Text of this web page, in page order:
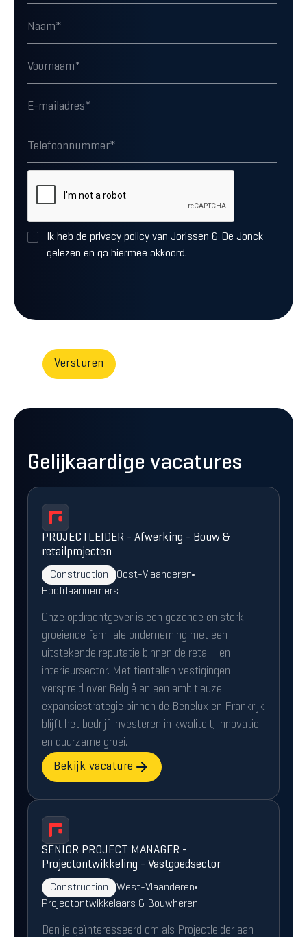
Ik heb de privacy policy van Jorissen & De Jonck
gelezen en ga hiermee akkoord.
Gelijkaardige vacatures
PROJECTLEIDER - Afwerking - Bouw &
retailprojecten
Construction
Oost-Vlaanderen
Hoofdaannemers
Onze opdrachtgever is een gezonde en sterk
groeiende familiale onderneming met een
uitstekende reputatie binnen de retail- en
interieursector. Met tientallen vestigingen
verspreid over België en een ambitieuze
expansiestrategie binnen de Benelux en Frankrijk
blijft het bedrijf investeren in kwaliteit, innovatie
en duurzame groei.
Bekijk vacature
SENIOR PROJECT MANAGER -
Projectontwikkeling - Vastgoedsector
Construction
West-Vlaanderen
Projectontwikkelaars & Bouwheren
Ben je geïnteresseerd om als Projectleider aan